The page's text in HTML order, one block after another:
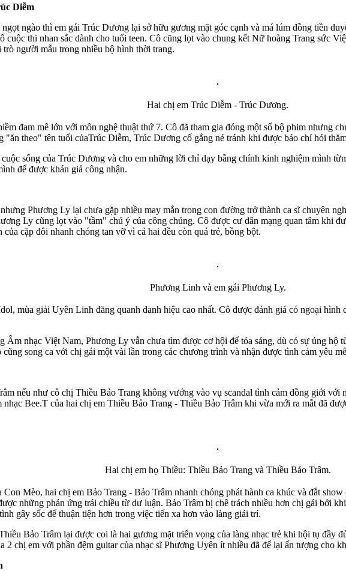
Diễm
ngào thì em gái Trúc Dương lại sở hữu gương mặt góc cạnh và má lúm đồng tiền
thi nhan sắc dành cho tuổi teen. Cô cũng lọt vào chung kết Nữ hoàng Trang sức
người mẫu trong nhiều bộ hình thời trang.
Hai chị em Trúc Diễm - Trúc Dương.
đam mê lớn với môn nghệ thuật thứ 7. Cô đã tham gia đóng một số bộ phim nhưng
theo" tên tuổi củaTrúc Diễm, Trúc Dương cố gắng né tránh khi được báo chí hỏi
sống của Trúc Dương và cho em những lời chỉ dạy bằng chính kinh nghiệm mình
để được khán giả công nhận.
Phương Ly lại chưa gặp nhiều may mắn trong con đường trở thành ca sĩ chuyên
Ly cũng lọt vào "tầm" chú ý của công chúng. Cô được cư dân mạng quan tâm khi
cặp đôi nhanh chóng tan vỡ vì cả hai đều còn quá trẻ, bồng bột.
Phương Linh và em gái Phương Ly.
mùa giải Uyên Linh đăng quanh danh hiệu cao nhất. Cô được đánh giá có ngoại
nhạc Việt Nam, Phương Ly vẫn chưa tìm được cơ hội để tỏa sáng, dù có sự ủng
song ca với chị gái một vài lần trong các chương trình và nhận được tình cảm yêu
nếu như cô chị Thiều Bảo Trang không vướng vào vụ scandal tình cảm đồng giới với
Bee.T của hai chị em Thiều Bảo Trang - Thiều Bảo Trâm khi vừa mới ra mắt đã
Hai chị em họ Thiều: Thiều Bảo Trang và Thiều Bảo Trâm.
Mèo, hai chị em Bảo Trang - Bảo Trâm nhanh chóng phát hành ca khúc và đắt
những phản ứng trái chiều từ dư luận. Bảo Trâm bị chê trách nhiều hơn chị gái bởi
gây sốc để thuận tiện hơn trong việc tiến xa hơn vào làng giải trí.
Bảo Trâm lại được coi là hai gương mặt triển vọng của làng nhạc trẻ khi hội tụ đầy
2 chị em với phần đệm guitar của nhạc sĩ Phương Uyên ít nhiều đã để lại ấn tượng cho